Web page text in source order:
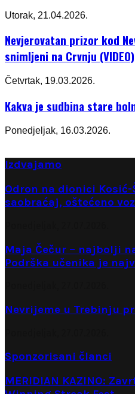
Utorak, 21.04.2026.
Nevjerovatan prizor kod
snimljeni na Crvnju (VIDEO)
Četvrtak, 19.03.2026.
Kakva je sudbina stare
Ponedjeljak, 16.03.2026.
Izdvajamo
Odron na dionici
saobraćaj, oštećeno
Maja Čečur – najbolji
Podrška učenika je
Nevrijeme u Trebinju
Sponzorisani članci
MERIDIAN KAZINO: